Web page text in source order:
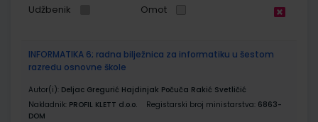
Udžbenik Omot
INFORMATIKA 6; radna bilježnica za informatiku u šestom
razredu osnovne škole
Autor(i): Deljac Gregurić Hajdinjak Počuča Rakić Svetličić
Nakladnik: PROFIL KLETT d.o.o. Registarski broj ministarstva: 6863-
DOM